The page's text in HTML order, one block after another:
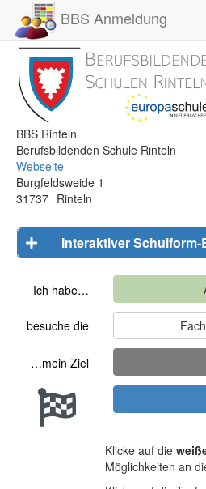
BBS Anmeldung
BBS Rinteln
Berufsbildenden Schule Rinteln
Webseite
Burgfeldsweide 1
31737 Rinteln
Interaktiver
Ich habe…
besuche die
…mein Ziel
Klicke auf die
Möglichkeiten an